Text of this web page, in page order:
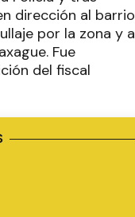
dirección al barrio
por la zona y a
Fue
del fiscal